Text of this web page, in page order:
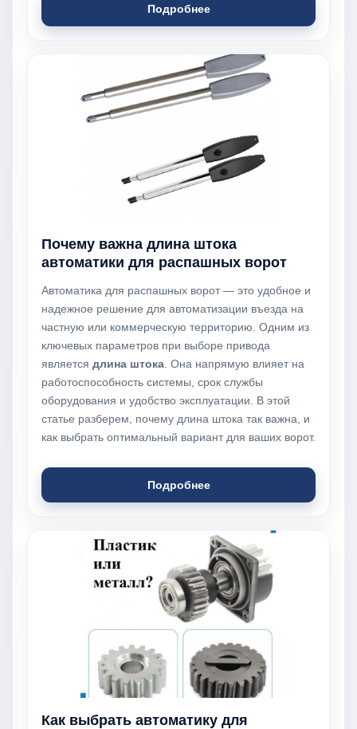
Подробнее
Почему важна длина штока
автоматики для распашных ворот
Автоматика для распашных ворот — это удобное и
надежное решение для автоматизации въезда на
частную или коммерческую территорию. Одним из
ключевых параметров при выборе привода
является длина штока . Она напрямую влияет на
работоспособность системы, срок службы
оборудования и удобство эксплуатации. В этой
статье разберем, почему длина штока так важна, и
как выбрать оптимальный вариант для ваших ворот.
Подробнее
Как выбрать автоматику для